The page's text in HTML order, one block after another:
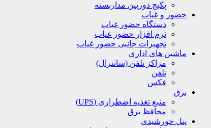
پکیج دوربین مداربسته
حضور و غیاب
دستگاه حضور غیاب
نرم افزار حضور غیاب
تجهیزات جانبی حضور غیاب
ماشین های اداری
مراکز تلفن (سانترال)
تلفن
فکس
برق
منبع تغذیه اضطراری (UPS)
محافظ برق
پنل خورشیدی